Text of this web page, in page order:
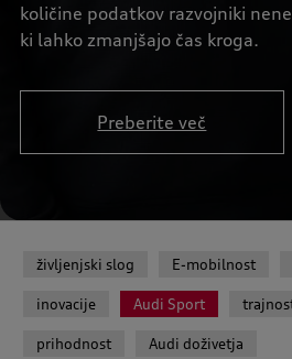
količine podatkov razvojniki
ki lahko zmanjšajo čas kroga.
Preberite več
življenjski slog E-mobilnost
inovacije Audi Sport
prihodnost Audi doživetja